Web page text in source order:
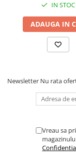
IN STOC
ADAUGA IN
Newsletter Nu rata
Vreau sa